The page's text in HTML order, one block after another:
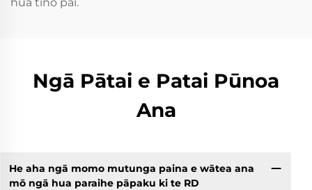
Ngā Pātai e Patai Pūnoa
Ana
He aha ngā momo mutunga paina e wātea ana
mō ngā hua paraihe pāpaku ki te RD